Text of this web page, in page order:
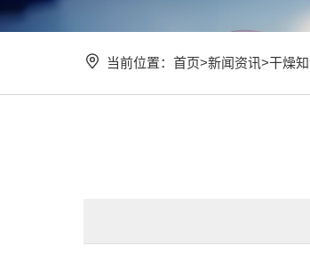
当前位置：首页>新闻资讯>干燥